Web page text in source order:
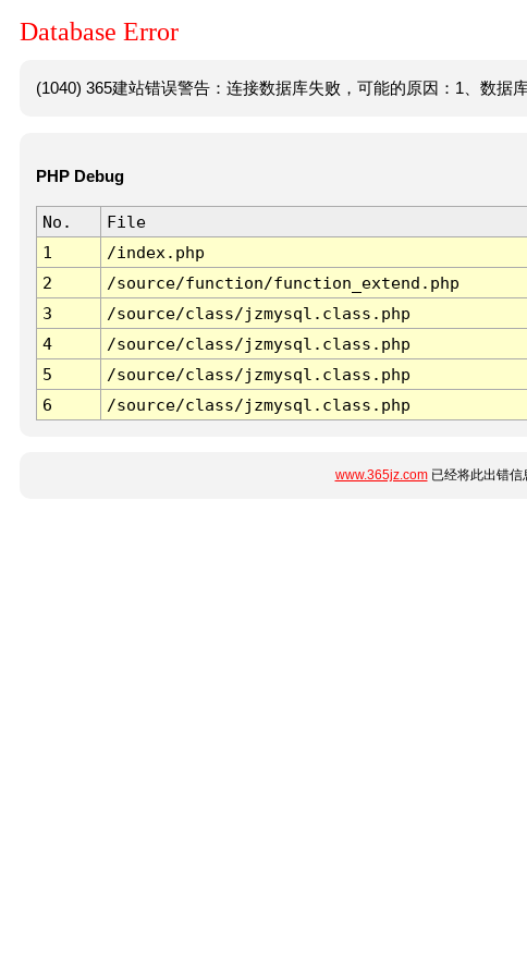
Database Error
(1040) 365建站错误警告：连接数据库失败，可能的原因：1、数据
PHP Debug
No. File
1
/index.php
2
/source/function/function_extend.php
3
/source/class/jzmysql.class.php
4
/source/class/jzmysql.class.php
5
/source/class/jzmysql.class.php
6
/source/class/jzmysql.class.php
www.365jz.com已经将此出错信